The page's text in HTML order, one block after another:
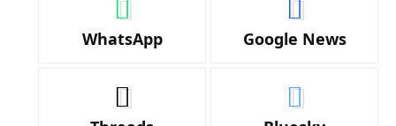
WhatsApp Google News